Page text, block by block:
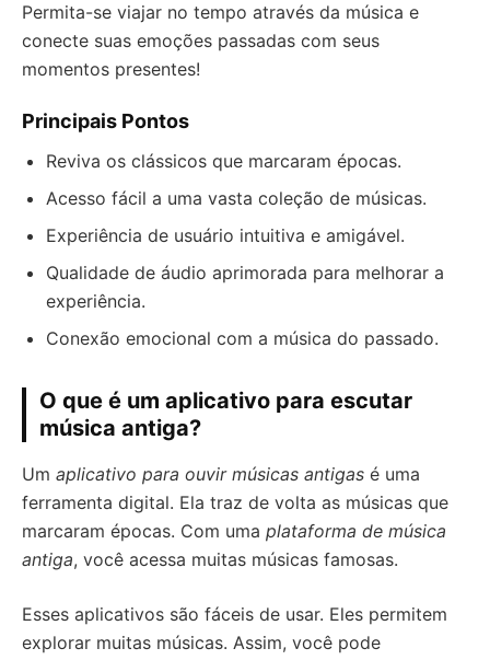
Permita-se viajar no tempo através da música e
conecte suas emoções passadas com seus
momentos presentes!
Principais Pontos
Reviva os clássicos que marcaram épocas.
Acesso fácil a uma vasta coleção de músicas.
Experiência de usuário intuitiva e amigável.
Qualidade de áudio aprimorada para melhorar a
experiência.
Conexão emocional com a música do passado.
O que é um aplicativo para escutar
música antiga?
Um aplicativo para ouvir músicas antigas é uma
ferramenta digital. Ela traz de volta as músicas que
marcaram épocas. Com uma plataforma de música
antiga, você acessa muitas músicas famosas.
Esses aplicativos são fáceis de usar. Eles permitem
explorar muitas músicas. Assim, você pode